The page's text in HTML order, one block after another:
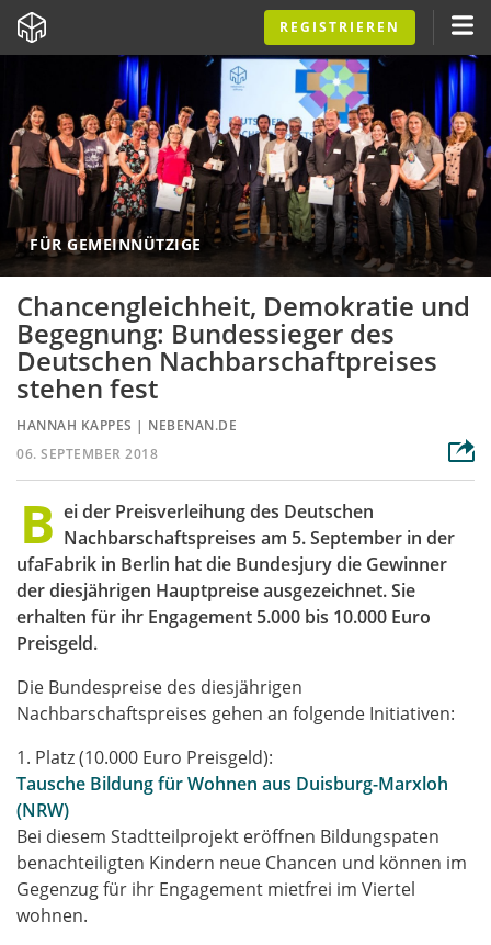
REGISTRIEREN
FÜR GEMEINNÜTZIGE
Chancengleichheit, Demokratie und
Begegnung: Bundessieger des
Deutschen Nachbarschaftpreises
stehen fest
HANNAH KAPPES | NEBENAN.DE
06. SEPTEMBER 2018
B ei der Preisverleihung des Deutschen
Nachbarschaftspreises am 5. September in der
ufaFabrik in Berlin hat die Bundesjury die Gewinner
der diesjährigen Hauptpreise ausgezeichnet. Sie
erhalten für ihr Engagement 5.000 bis 10.000 Euro
Preisgeld.
Die Bundespreise des diesjährigen
Nachbarschaftspreises gehen an folgende Initiativen:
1. Platz (10.000 Euro Preisgeld):
Tausche Bildung für Wohnen aus Duisburg-Marxloh
(NRW)
Bei diesem Stadtteilprojekt eröffnen Bildungspaten
benachteiligten Kindern neue Chancen und können im
Gegenzug für ihr Engagement mietfrei im Viertel
wohnen.